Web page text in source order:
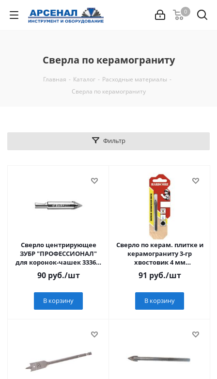
0
Сверла по керамограниту
Главная - Каталог - Расходные материалы -
Сверла по керамограниту
Фильтр
Сверло центрирующее
ЗУБР "ПРОФЕССИОНАЛ"
для коронок-чашек 33360-
хх
90руб./шт
В корзину
Сверло по керам. плитке и
керамограниту 3-гр
хвостовик 4 мм
"Hardcore" 153004
91 руб./шт
В корзину